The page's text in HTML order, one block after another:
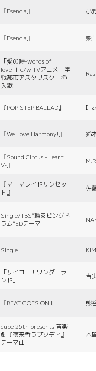
『Esencia』 小
『Esencia』 柴
「愛の詩-words of
love-」c/w TVアニメ「学
戦都市アスタリスク」挿
入歌
『POP STEP BALLAD』 叶
『We Love Harmony!』 鈴
『Sound Circus -Heart
V-』
『マーマレイドサンセッ
ト』
佐
Single/TBS“輪るピングド
ラム”EDテーマ
Single
「サイコー！ワンダーラ
ンド」
吉
『BEAT GOES ON』 熊
cube 25th presents 音楽
劇『夜来香ラプソディ』
テーマ曲
本